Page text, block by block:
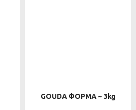
GOUDA ΦΟΡΜΑ ~ 3kg